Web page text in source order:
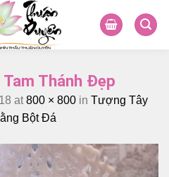
Thánh Đẹp
at 800 × 800 in Tượng Tây
Bột Đá